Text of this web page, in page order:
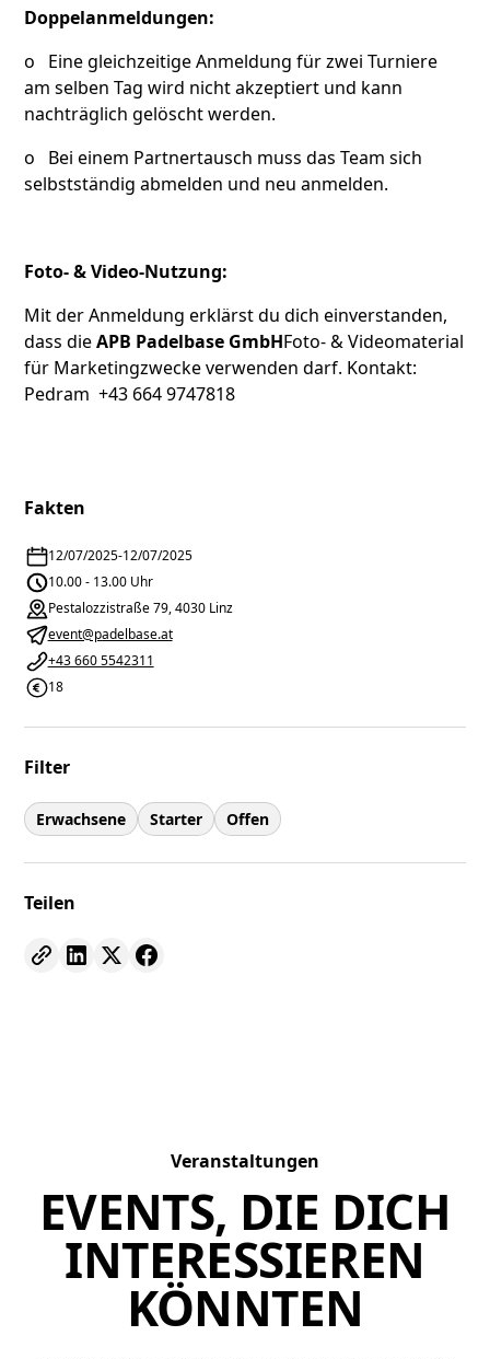
Fakten
12/07/2025-12/07/2025
10.00 - 13.00 Uhr
Pestalozzistraße 79, 4030 Linz
event@padelbase.at
+43 660 5542311
18
Filter
Erwachsene Starter Offen
Teilen
Doppelanmeldungen:
o Eine gleichzeitige Anmeldung für zwei Turniere
am selben Tag wird nicht akzeptiert und kann
nachträglich gelöscht werden.
o Bei einem Partnertausch muss das Team sich
selbstständig abmelden und neu anmelden.
Foto- & Video-Nutzung:
Mit der Anmeldung erklärst du dich einverstanden,
dass dieAPB Padelbase GmbHFoto- & Videomaterial
für Marketingzwecke verwenden darf. Kontakt:
Pedram +43 664 9747818
Veranstaltungen
EVENTS, DIE DICH
INTERESSIEREN
KÖNNTEN